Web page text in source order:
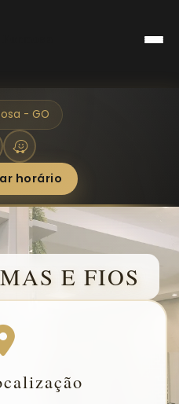
- GO
horário
E FIOS